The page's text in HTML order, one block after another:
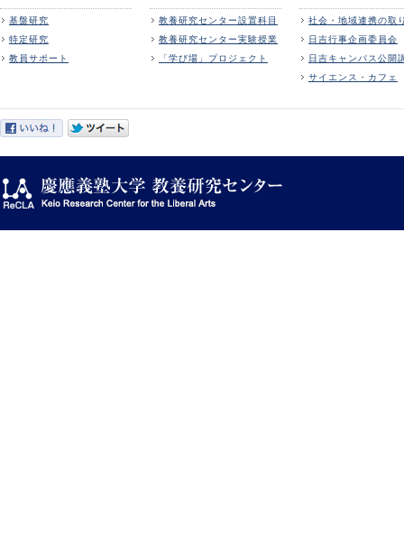
基盤研究
特定研究
教員サポート
教養研究センター設置科目
教養研究センター実験授業
「学び場」プロジェクト
社会・地域連携の取
日吉行事企画委員会
日吉キャンパス公開
サイエンス・カフェ